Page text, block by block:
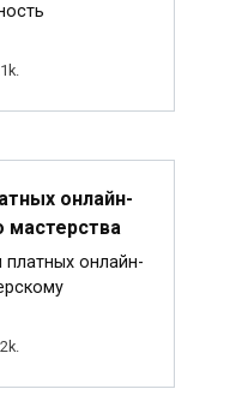
онлайн-
мастерства
онлайн-